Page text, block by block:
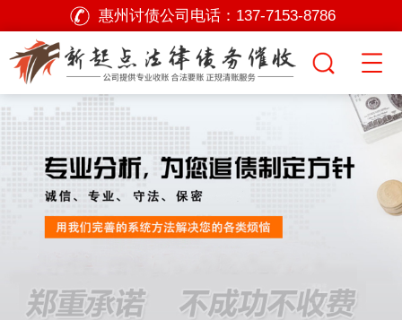
惠州讨债公司电话： 137-7153-8786